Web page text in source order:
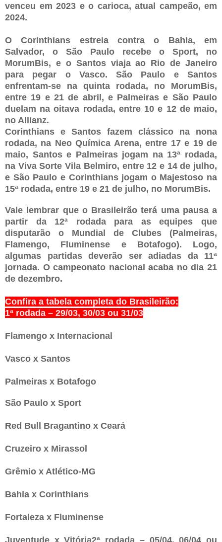
venceu em 2023 e o carioca, atual campeão, em
2024.
O Corinthians estreia contra o Bahia, em
Salvador, o São Paulo recebe o Sport, no
MorumBis, e o Santos viaja ao Rio de Janeiro
para pegar o Vasco. São Paulo e Santos
enfrentam-se na quinta rodada, no MorumBis,
entre 19 e 21 de abril, e Palmeiras e São Paulo
duelam na oitava rodada, entre 10 e 12 de maio,
no Allianz.
Corinthians e Santos fazem clássico na nona
rodada, na Neo Química Arena, entre 17 e 19 de
maio, Santos e Palmeiras jogam na 13ª rodada,
na Viva Sorte Vila Belmiro, entre 12 e 14 de julho,
e São Paulo e Corinthians jogam o Majestoso na
15ª rodada, entre 19 e 21 de julho, no MorumBis.
Vale lembrar que o Brasileirão terá uma pausa a
partir da 12ª rodada para as equipes que
disputarão o Mundial de Clubes (Palmeiras,
Flamengo, Fluminense e Botafogo). Logo,
algumas partidas deverão ser adiadas da 11ª
jornada. O campeonato nacional acaba no dia 21
de dezembro.
Confira a tabela completa do Brasileirão:
1ª rodada – 29/03, 30/03 ou 31/03
Flamengo x Internacional
Vasco x Santos
Palmeiras x Botafogo
São Paulo x Sport
Red Bull Bragantino x Ceará
Cruzeiro x Mirassol
Grêmio x Atlético-MG
Bahia x Corinthians
Fortaleza x Fluminense
Juventude x Vitória2ª rodada – 05/04, 06/04 ou